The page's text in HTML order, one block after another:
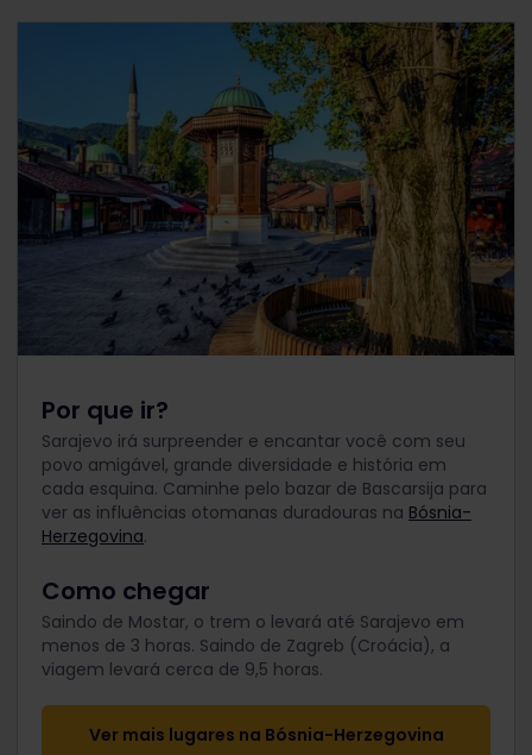
Por que ir?
Sarajevo irá surpreender e encantar você com seu
povo amigável, grande diversidade e história em
cada esquina. Caminhe pelo bazar de Bascarsija para
ver as influências otomanas duradouras na Bósnia-
Herzegovina.
Como chegar
Saindo de Mostar, o trem o levará até Sarajevo em
menos de 3 horas. Saindo de Zagreb (Croácia), a
viagem levará cerca de 9,5 horas.
Ver mais lugares na Bósnia-Herzegovina